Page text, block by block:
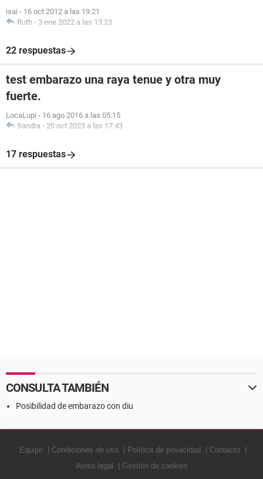
isai - 16 oct 2012 a las 19:21
Ruth - 3 ene 2022 a las 13:23
22 respuestas
test embarazo una raya tenue y otra muy
fuerte.
LocaLupi - 16 ago 2016 a las 05:15
Sandra - 20 oct 2023 a las 17:43
17 respuestas
CONSULTA TAMBIÉN
Posibilidad de embarazo con diu
Equipo Condiciones de uso Política de privacidad
Contacto
Aviso legal
Gestión de cookies